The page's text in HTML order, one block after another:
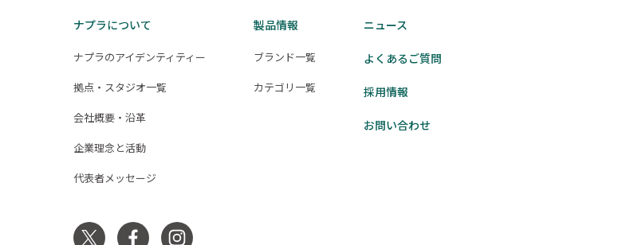
ナプラについて
ナプラのアイデンティティー
拠点・スタジオ一覧
会社概要・沿革
企業理念と活動
代表者メッセージ
製品情報
ブランド一覧
カテゴリ一覧
ニュース
よくあるご質問
採用情報
お問い合わせ